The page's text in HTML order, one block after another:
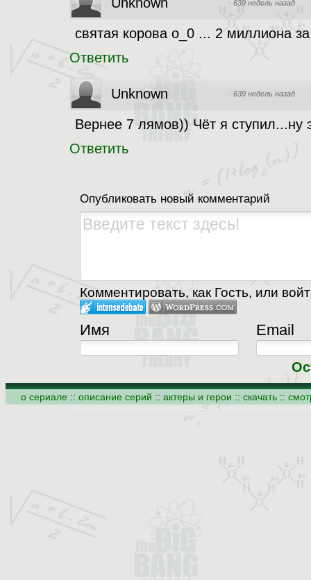
· 639 недель назад
святая корова о_0 ... 2 миллиона
Ответить
Unknown · 639 недель назад
Вернее 7 лямов)) Чёт я ступил...ну
Ответить
Опубликовать новый комментарий
Комментировать, как Гость, или
Имя Email
о сериале :: описание серий :: актеры и герои :: скачать ::